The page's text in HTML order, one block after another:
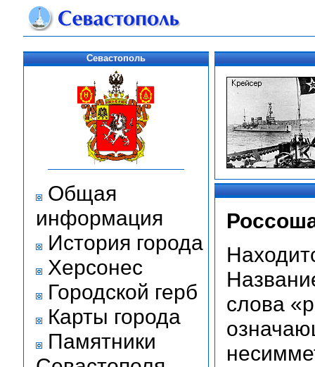
Севастополь
Общая
информация
История города
Херсонес
Городской герб
Карты города
Памятники
слова